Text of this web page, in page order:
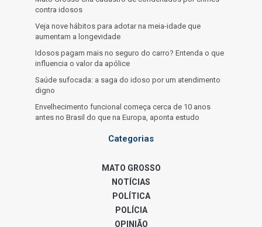
contra idosos
Veja nove hábitos para adotar na meia-idade que
aumentam a longevidade
Idosos pagam mais no seguro do carro? Entenda o que
influencia o valor da apólice
Saúde sufocada: a saga do idoso por um atendimento
digno
Envelhecimento funcional começa cerca de 10 anos
antes no Brasil do que na Europa, aponta estudo
Categorias
MATO GROSSO
NOTÍCIAS
POLÍTICA
POLÍCIA
OPINIÃO